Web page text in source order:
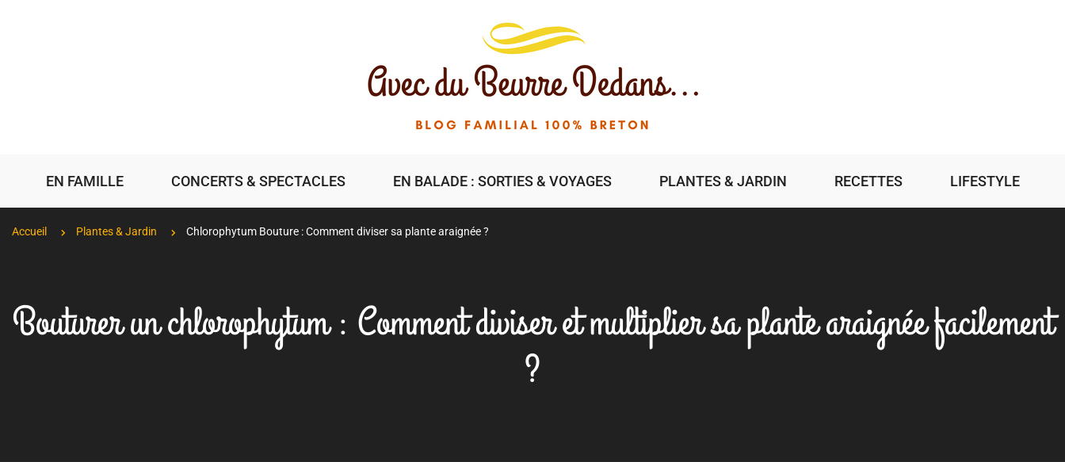
EN FAMILLE CONCERTS & SPECTACLES EN BALADE : SORTIES & VOYAGES PLANTES & JARDIN RECETTES LIFESTYLE
Accueil Plantes & Jardin Chlorophytum Bouture : Comment diviser sa plante araignée ?
Bouturer un chlorophytum : Comment diviser et multiplier sa plante araignée facilement
?